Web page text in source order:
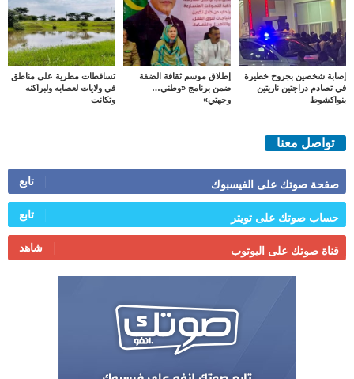
إصابة شخصين بجروح خطيرة
في تصادم دراجتين ناريتين
بنواكشوط
إطلاق موسم ثقافة الضفة
ضمن برنامج «وطني…
وجهتي»
تساقطات مطرية على مناطق
في ولايات لعصابه ولبراكنه
وتكانت
تواصل معنا
صفحة صوتك على الفيسبوك تابع
حساب صوتك على تويتر تابع
قناة صوتك على اليوتوب شاهد